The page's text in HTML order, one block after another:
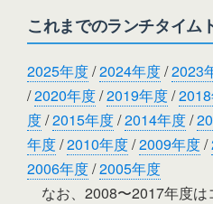
これまでのランチタイム
2025年度/2024年度/2023
/2020年度/2019年度/
度/2015年度/2014年度/
年度/2010年度/2009年度/
2006年度/2005年度
なお、2008〜2017年度は